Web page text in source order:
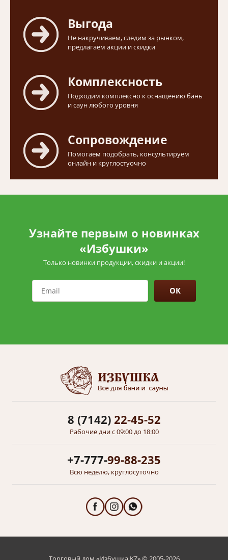
Выгода
Не накручиваем, следим за рынком,
предлагаем акции и скидки
Комплексность
Подходим комплексно к оснащению бань
и саун любого уровня
Сопровождение
Помогаем подобрать, консультируем
онлайн и круглостуочно
Узнайте первым о новинках
«Избушки»
Только новинки продукции, скидки и акции!
ОК
8 (7142)22-45-52
Рабочие дни с 09:00 до 18:00
+7-777-99-88-235
Всю неделю, круглосуточно